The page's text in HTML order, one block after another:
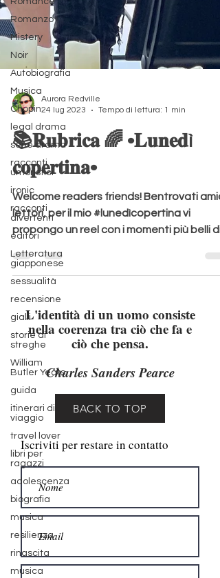
Romanzo
Mistery
Noir
Autobiografia
Musica
Chopin
legal drama
serie drama
racconti
umoristici
ironic
racconti
divertenti
editori
Letteratura
giapponese
sessualità
recensione
gialli
storie di
streghe
William
Butler Yeats
guida
itinerari di
viaggio
travel lover
libri per
ragazzi
adolescenza
biografia
musica
resilienza
rinascita
musica
Aurora Redville
24 lug 2023
📚𝐑𝐮𝐛𝐫𝐢𝐜𝐚 🌈 •𝐋𝐮𝐧𝐞𝐝ì
𝐜𝐨𝐩𝐞𝐫𝐭𝐢𝐧𝐚•
Welcome readers friends! Bentrovati amici
lettori, per il mio #lunedìcopertina vi
venerdì e...
L'identità di un uomo consiste
nella coerenza tra ciò che fa e
BACK TO TOP
Iscriviti per restare in contatto